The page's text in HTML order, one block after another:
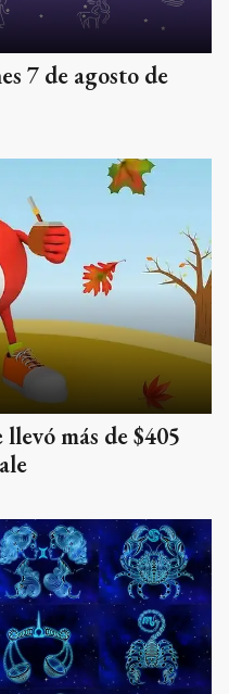
7 de agosto de
más de $405